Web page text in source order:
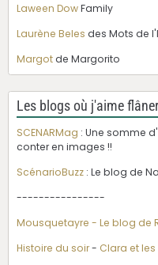
Laween DowFamily
Laurène Beles des Mots de
Margotde Margorito
Les blogs où j'aime flâner
SCENARMag : Une somme
conter en images !!
ScénarioBuzz : Le blog de
----------------
Mousquetayre - Le blog de
Histoire du soir- Clara et les